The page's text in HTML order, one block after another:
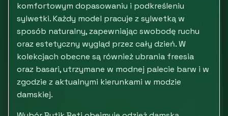
komfortowym dopasowaniu i podkreśleniu
sylwetki. Każdy model pracuje z sylwetką w
sposób naturalny, zapewniając swobodę ruchu
oraz estetyczny wygląd przez cały dzień. W
kolekcjach obecne są również ubrania freesia
oraz basari, utrzymane w modnej palecie barw i w
zgodzie z aktualnymi kierunkami w modzie
damskiej.